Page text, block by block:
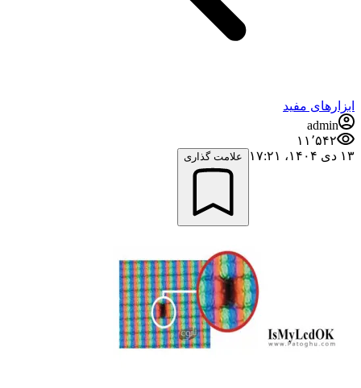
ابزارهای مفید
admin
۱۱٬۵۴۲
۱۳ دی ۱۴۰۴،‏ ۱۷:۲۱
علامت گذاری